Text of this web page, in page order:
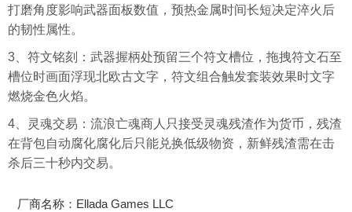
打磨角度影响武器面板数值，预热金属时间长短决定淬火后
的韧性属性。
3、符文铭刻：武器握柄处预留三个符文槽位，拖拽符文石至
槽位时画面浮现北欧古文字，符文组合触发套装效果时文字
燃烧金色火焰。
4、灵魂交易：流浪亡魂商人只接受灵魂残渣作为货币，残渣
在背包自动腐化腐化后只能兑换低级物资，新鲜残渣需在击
杀后三十秒内交易。
厂商名称：Ellada Games LLC